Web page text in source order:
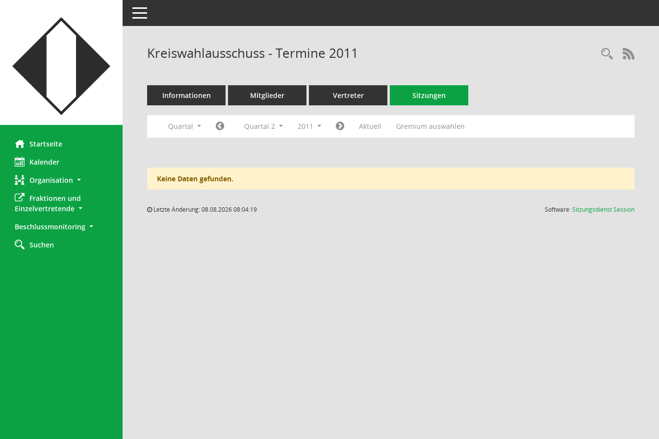
Startseite
Kalender
Organisation
Fraktionen und
Einzelvertretende
Beschlussmonitoring
Suchen
Toggle navigation
Kreiswahlausschuss - Termine 2011
Informationen Mitglieder Vertreter Sitzungen
Quartal Quartal 2 2011 Aktuell Gremium auswählen
Keine Daten gefunden.
Letzte Änderung: 08.08.2026 08:04:19 Software:SitzungsdienstSession(Wird in